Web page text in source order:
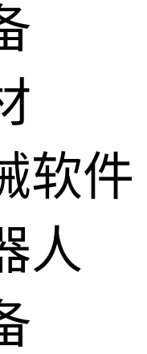
软件
人